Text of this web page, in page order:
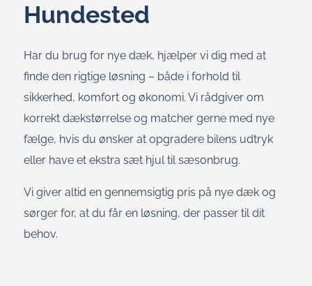
Hundested
Har du brug for nye dæk, hjælper vi dig med at
finde den rigtige løsning – både i forhold til
sikkerhed, komfort og økonomi. Vi rådgiver om
korrekt dækstørrelse og matcher gerne med nye
fælge, hvis du ønsker at opgradere bilens udtryk
eller have et ekstra sæt hjul til sæsonbrug.
Vi giver altid en gennemsigtig pris på nye dæk og
sørger for, at du får en løsning, der passer til dit
behov.